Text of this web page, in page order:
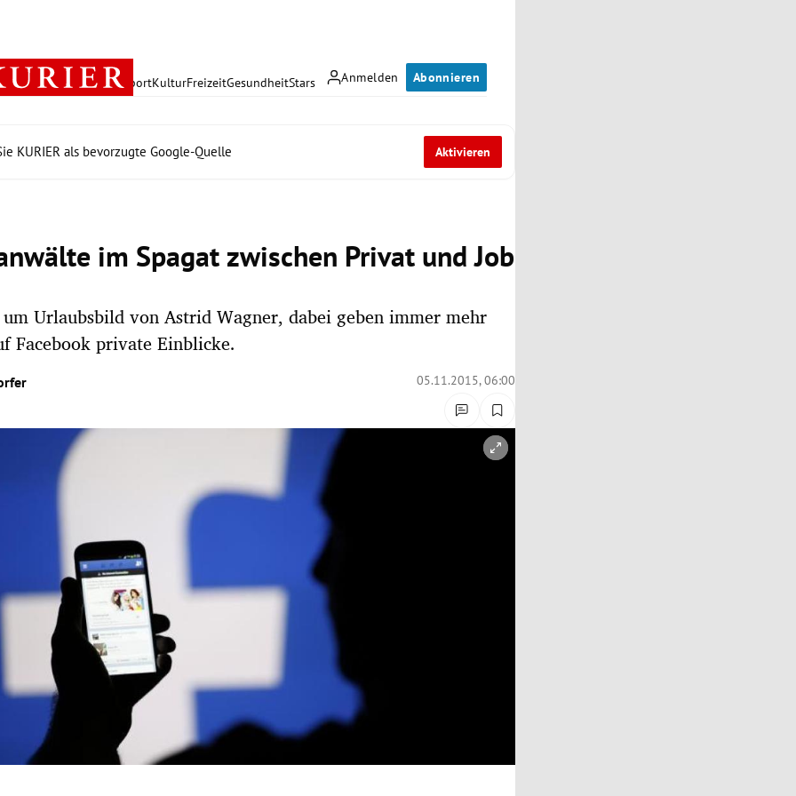
Anmelden Abonnieren
PolitikWirtschaft SportKulturFreizeitGesundheitStars
KURIER als bevorzugte Google-Quelle Aktivieren
im Spagat zwischen Privat und Job
Urlaubsbild von Astrid Wagner, dabei geben immer mehr
Facebook private Einblicke.
05.11.2015, 06:00
öffnen/schließen